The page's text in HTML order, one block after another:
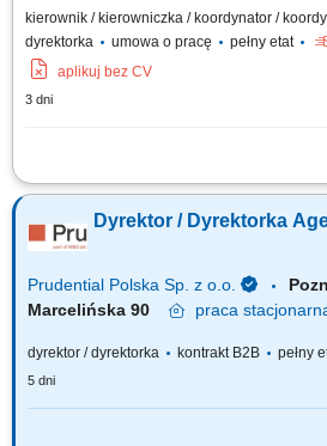
kierownik / kierowniczka / koordynator /
dyrektorka
umowa o pracę pełny etat
aplikuj bez CV
3 dni
Zakres obowiązków: Tworzenie i realizacja
Odpowiedzialność za realizację celów
monitorowanie wyników; Analiza danych
Dyrektor / Dyrektorka
Prudential Polska Sp. z o.o.
Marcelińska 90
praca
dyrektor / dyrektorka kontrakt B2B pełny
5 dni